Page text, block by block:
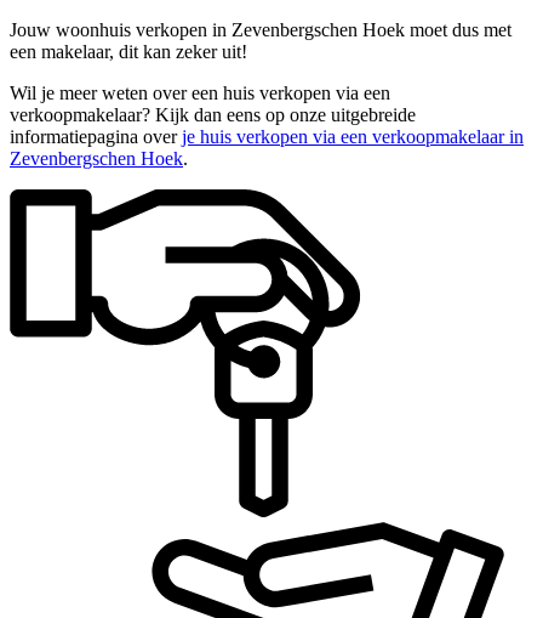
Jouw woonhuis verkopen in Zevenbergschen Hoek moet dus met
een makelaar, dit kan zeker uit!
Wil je meer weten over een huis verkopen via een
verkoopmakelaar? Kijk dan eens op onze uitgebreide
informatiepagina overje huis verkopen via een verkoopmakelaar in
Zevenbergschen Hoek.